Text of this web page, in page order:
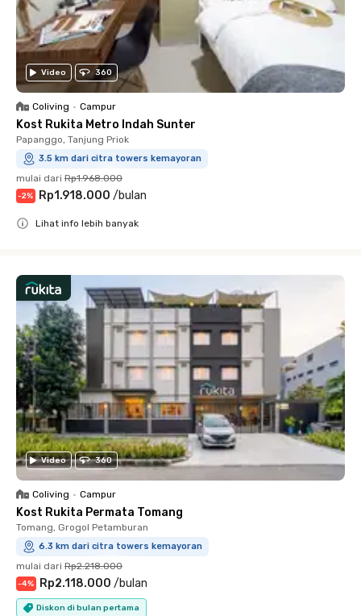
Video 360
Coliving • Campur
Kost Rukita Metro Indah Sunter
Papanggo, Tanjung Priok
3.5 km dari citra towers kemayoran
mulai dari Rp1.968.000
-2% Rp1.918.000 /bulan
Lihat info lebih banyak
Video 360
Coliving • Campur
Kost Rukita Permata Tomang
Tomang, Grogol Petamburan
6.3 km dari citra towers kemayoran
mulai dari Rp2.218.000
-4% Rp2.118.000 /bulan
Diskon di bulan pertama